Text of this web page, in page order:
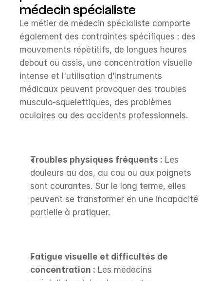
médecin spécialiste
Le métier de médecin spécialiste comporte
également des contraintes spécifiques : des
mouvements répétitifs, de longues heures
debout ou assis, une concentration visuelle
intense et l'utilisation d'instruments
médicaux peuvent provoquer des troubles
musculo-squelettiques, des problèmes
oculaires ou des accidents professionnels.
Troubles physiques fréquents : Les
douleurs au dos, au cou ou aux poignets
sont courantes. Sur le long terme, elles
peuvent se transformer en une incapacité
partielle à pratiquer.
Fatigue visuelle et difficultés de
concentration : Les médecins